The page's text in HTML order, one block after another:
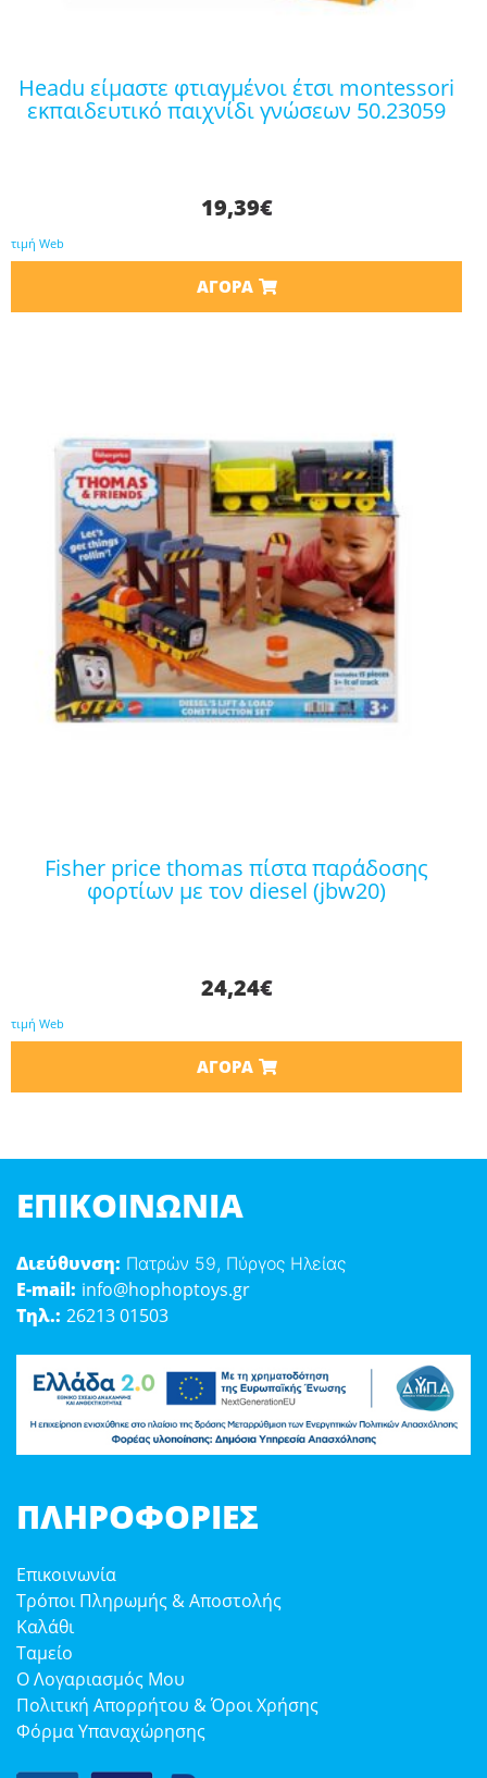
headu είμαστε φτιαγμένοι έτσι montessori
εκπαιδευτικό παιχνίδι γνώσεων 50.23059
19,39€
τιμή Web
ΑΓΟΡΆ
fisher price thomas πίστα παράδοσης
φορτίων με τον diesel (jbw20)
24,24€
τιμή Web
ΑΓΟΡΆ
ΕΠΙΚΟΙΝΩΝΊΑ
Διεύθυνση: Πατρών 59, Πύργος Ηλείας
E-mail: info@hophoptoys.gr
Τηλ.: 26213 01503
ΠΛΗΡΟΦΟΡΊΕΣ
Επικοινωνία
Τρόποι Πληρωμής & Αποστολής
Καλάθι
Ταμείο
Ο Λογαριασμός Μου
Πολιτική Απορρήτου & Όροι Χρήσης
Φόρμα Υπαναχώρησης